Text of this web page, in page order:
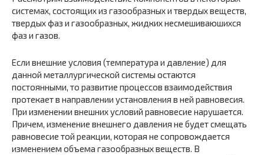
системах, со­стоящих из газообразных и твердых веществ,
твердых фаз и газооб­разных, жидких несмешиваюшихся
фаз и газов.
Если внешние условия (температура и давление) для
данной ме­таллургической системы остаются
постоянными, то развитие про­цессов взаимодействия
протекает в направлении установления в ней равновесия.
При изменении внешних условий равновесие нарушает­cя.
Причем, изменение внешнего давления не будет смещать
равновесие той реакции, которая не сопровождается
изменением объема газообразных веществ. В